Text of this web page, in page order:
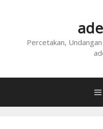
Percetakan,